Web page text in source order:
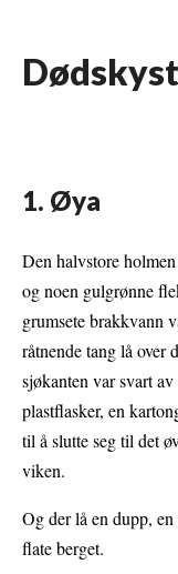
1. Øya
Den halvstore
og noen gulgrønne
grumsete brakkvann
råtnende tang lå over
sjøkanten var svart
plastflasker, en
til å slutte seg til det
viken.
Og der lå en dupp,
flate berget.